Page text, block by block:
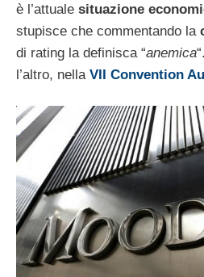
è l’attuale situazione
stupisce che commentando la
di rating la definisca “anemica
l’altro, nella VII Convention